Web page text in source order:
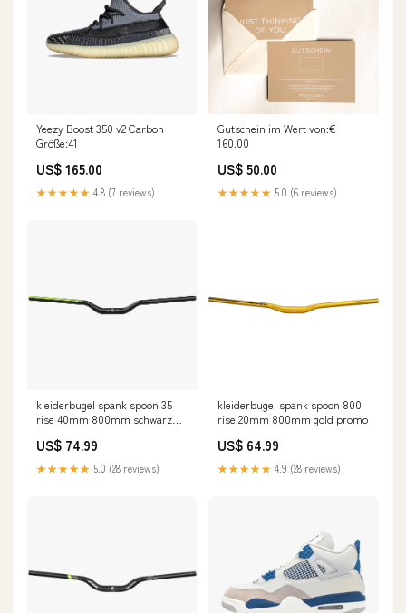
Yeezy Boost 350 v2 Carbon
Größe:41
US$ 165.00
★★★★★ 4.8 (7 reviews)
Gutschein im Wert von:€
160.00
US$ 50.00
★★★★★ 5.0 (6 reviews)
kleiderbugel spank spoon 35
rise 40mm 800mm schwarz
US$ 74.99
★★★★★ 5.0 (28 reviews)
kleiderbugel spank spoon 800
rise 20mm 800mm gold promo
US$ 64.99
★★★★★ 4.9 (28 reviews)